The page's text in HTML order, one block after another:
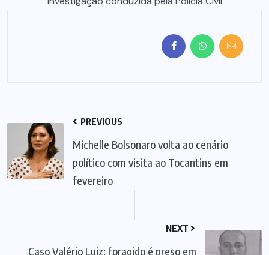
PREVIOUS
Michelle Bolsonaro volta ao cenário
político com visita ao Tocantins em
fevereiro
NEXT
Caso Valério Luiz: foragido é preso em